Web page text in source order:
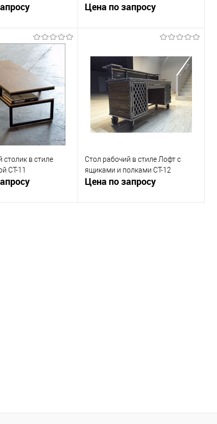
цену
К сравнению
Под заказ
Цена по запросу
Купить в 1 клик
К сравнению
В избранное
Под заказ
в стиле
СТ-11
Стол рабочий в стиле Лофт с
ящиками и полками СТ-12
Цена по запросу